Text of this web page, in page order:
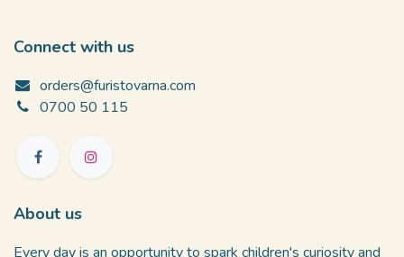
Connect with us
orders@furistovarna.com
0700 50 115
About us
Every day is an opportunity to spark children's curiosity and